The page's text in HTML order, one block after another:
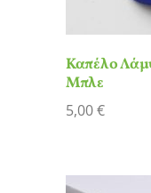
Καπέλο
Μπλε
5,00€